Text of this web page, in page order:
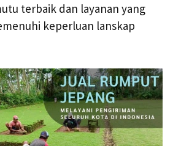
terbaik dan layanan yang
keperluan lanskap